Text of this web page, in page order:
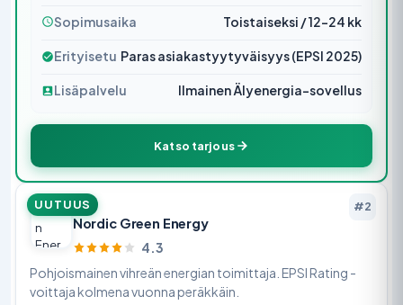
Sopimusaika Toistaiseksi / 12–24 kk
Erityisetu Paras asiakastyytyväisyys (EPSI 2025)
Lisäpalvelu Ilmainen Älyenergia-sovellus
Katso tarjous
UUTUUS #2
Nordic Green Energy
4.3
Pohjoismainen vihreän energian toimittaja. EPSI Rating -
voittaja kolmena vuonna peräkkäin.